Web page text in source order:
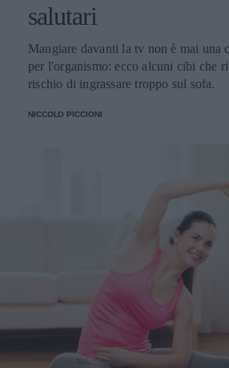
salutari
Mangiare davanti la tv non è mai una
per l'organismo: ecco alcuni cibi che
rischio di ingrassare troppo sul sofa.
NICCOLO PICCIONI